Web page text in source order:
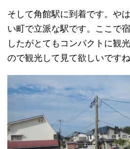
そして角館駅に到着です。や
い町で立派な駅です。ここで
したがとてもコンパクトに観
ので観光して見て欲しいですね